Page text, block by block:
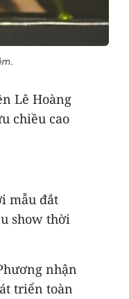
Lê Hoàng
chiều cao
mẫu đắt
show thời
nhận
triển toàn